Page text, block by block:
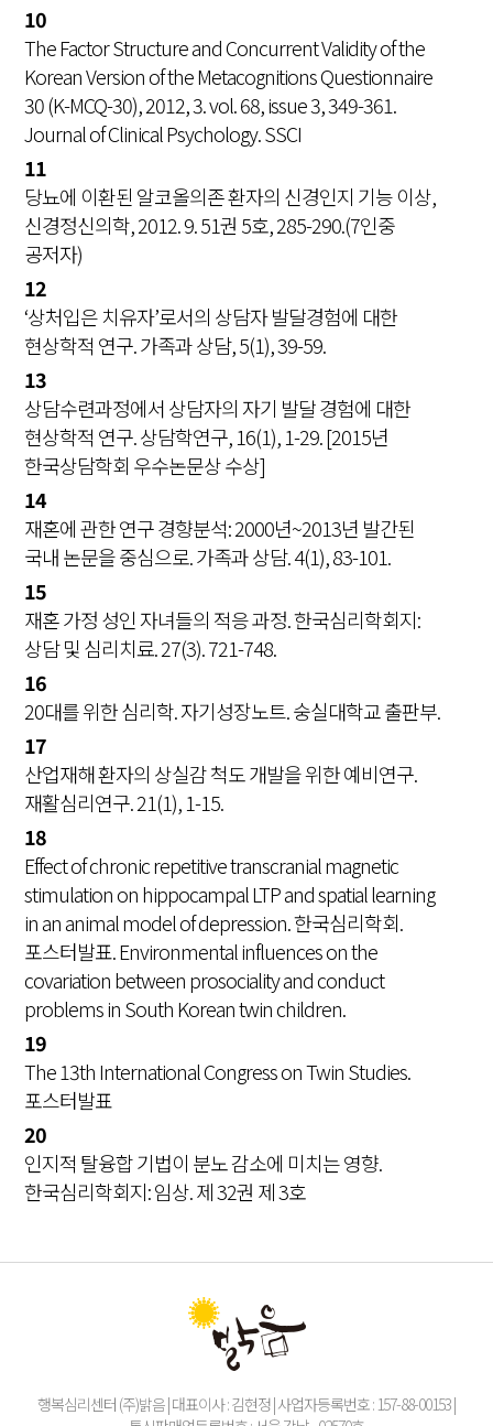
10
The Factor Structure and Concurrent Validity of the
Korean Version of the Metacognitions Questionnaire
30 (K-MCQ-30), 2012, 3. vol. 68, issue 3, 349-361.
Journal of Clinical Psychology. SSCI
11
당뇨에 이환된 알코올의존 환자의 신경인지 기능 이상,
신경정신의학, 2012. 9. 51권 5호, 285-290.(7인중
공저자)
12
‘상처입은 치유자’로서의 상담자 발달경험에 대한
현상학적 연구. 가족과 상담, 5(1), 39-59.
13
상담수련과정에서 상담자의 자기 발달 경험에 대한
현상학적 연구. 상담학연구, 16(1), 1-29. [2015년
한국상담학회 우수논문상 수상]
14
재혼에 관한 연구 경향분석: 2000년~2013년 발간된
국내 논문을 중심으로. 가족과 상담. 4(1), 83-101.
15
재혼 가정 성인 자녀들의 적응 과정. 한국심리학회지:
상담 및 심리치료. 27(3). 721-748.
16
20대를 위한 심리학. 자기성장노트. 숭실대학교 출판부.
17
산업재해 환자의 상실감 척도 개발을 위한 예비연구.
재활심리연구. 21(1), 1-15.
18
Effect of chronic repetitive transcranial magnetic
stimulation on hippocampal LTP and spatial learning
in an animal model of depression. 한국심리학회.
포스터발표. Environmental influences on the
covariation between prosociality and conduct
problems in South Korean twin children.
19
The 13th International Congress on Twin Studies.
포스터발표
20
인지적 탈융합 기법이 분노 감소에 미치는 영향.
한국심리학회지: 임상. 제 32권 제 3호
행복심리센터 (주)밝음 | 대표이사 : 김현정 | 사업자등록번호 : 157-88-00153 |